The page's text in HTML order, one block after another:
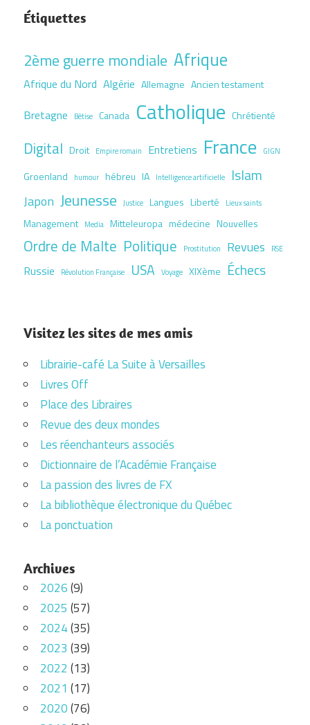
Étiquettes
2ème guerre mondiale Afrique
Afrique du Nord Algérie Allemagne Ancien testament
Bretagne Bêtise Canada Catholique Chrétienté
Digital Droit Empire romain Entretiens France GIGN
Groenland humour hébreu IA Intelligence artificielle Islam
Japon Jeunesse Justice Langues Liberté Lieux saints
Management Media Mitteleuropa médecine Nouvelles
Ordre de Malte Politique Prostitution Revues RSE
Russie Révolution Française USA Voyage XIXème Échecs
Visitez les sites de mes amis
Librairie-café La Suite à Versailles
Livres Off
Place des Libraires
Revue des deux mondes
Les réenchanteurs associés
Dictionnaire de l’Académie Française
La passion des livres de FX
La bibliothèque électronique du Québec
La ponctuation
Archives
2026(9)
2025 (57)
2024(35)
2023 (39)
2022 (13)
2021 (17)
2020(76)